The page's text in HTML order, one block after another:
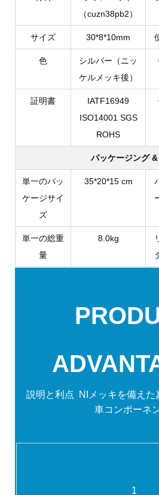
（cuzn38pb2）
サイズ 30*8*10mm
色
シルバー（ニッ
ケルメッキ後）
証明書
IATF16949
ISO14001 SGS
ROHS
パッケージング
単一のパッ
ケージサイ
ズ
35*20*15 cm
単一の総重
量
8.0kg
説明と利点
NIメッキを備え
車コンポーネ
1